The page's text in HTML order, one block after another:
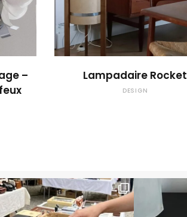
–
Lampadaire Rocket
DESIGN